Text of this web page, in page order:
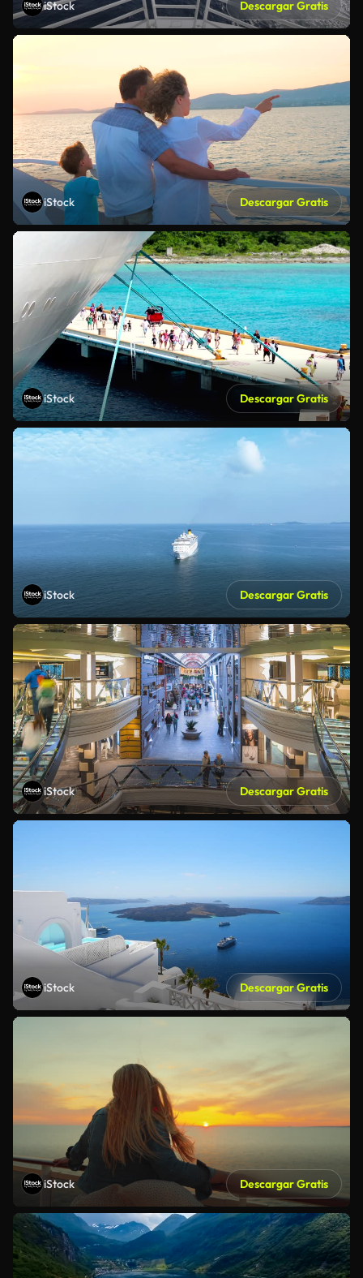
iStock Descargar Gratis
iStock Descargar Gratis
iStock Descargar Gratis
iStock Descargar Gratis
iStock Descargar Gratis
iStock Descargar Gratis
iStock Descargar Gratis